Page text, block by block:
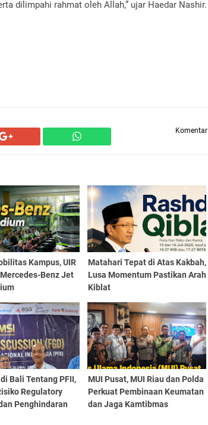
dilimpahi rahmat oleh Allah,” ujar Haedar Nashir.
Komentar
Kampus, UIR
Benz Jet
Matahari Tepat di Atas Kakbah,
Lusa Momentum Pastikan Arah
Kiblat
di Bali Tentang PFII,
Regulatory
Penghindaran
MUI Pusat, MUI Riau dan Polda
Perkuat Pembinaan Keumatan
dan Jaga Kamtibmas